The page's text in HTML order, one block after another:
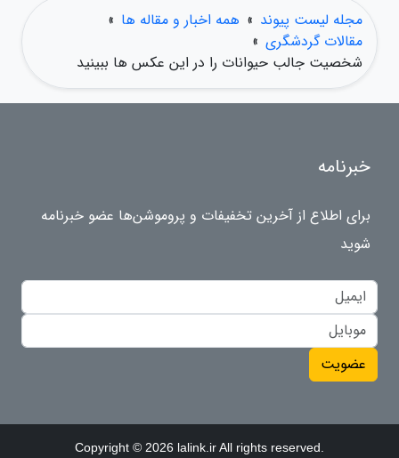
مجله لیست پیوند » همه اخبار و مقاله ها »
مقالات گردشگری »
شخصیت جالب حیوانات را در این عکس ها ببینید
خبرنامه
برای اطلاع از آخرین تخفیفات و پروموشن‌ها عضو خبرنامه
شوید
عضویت
Copyright © 2026 lalink.ir All rights reserved.